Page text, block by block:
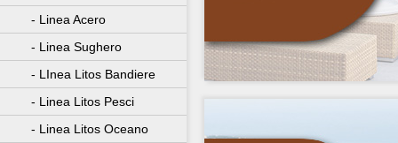
- Linea Acero
- Linea Sughero
- LInea Litos Bandiere
- Linea Litos Pesci
- Linea Litos Oceano